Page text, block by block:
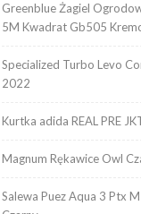
Greenblue Żagiel
5M Kwadrat Gb505
Specialized Turbo Levo
2022
Kurtka adida REAL PRE
Magnum Rękawice Owl
Salewa Puez Aqua 3 Ptx